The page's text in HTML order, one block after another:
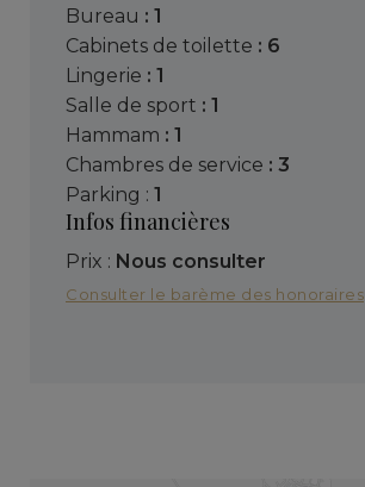
bureau : 1
cabinets de toilette : 6
lingerie : 1
salle de sport : 1
hammam : 1
chambres de service : 3
parking : 1
Infos financières
Prix : Nous consulter
Consulter le barème des honoraires